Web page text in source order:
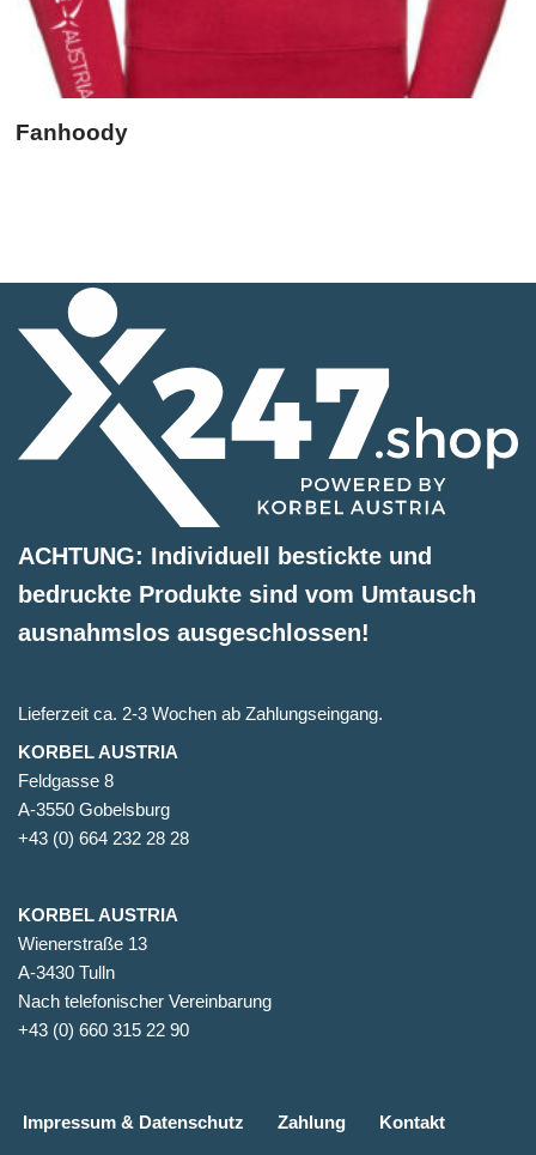
Fanhoody
ACHTUNG: Individuell bestickte und
bedruckte Produkte sind vom Umtausch
ausnahmslos ausgeschlossen!
Lieferzeit ca. 2-3 Wochen ab Zahlungseingang.
KORBEL AUSTRIA
Feldgasse 8
A-3550 Gobelsburg
+43 (0) 664 232 28 28
KORBEL AUSTRIA
Wienerstraße 13
A-3430 Tulln
Nach telefonischer Vereinbarung
+43 (0) 660 315 22 90
Impressum & Datenschutz Zahlung Kontakt